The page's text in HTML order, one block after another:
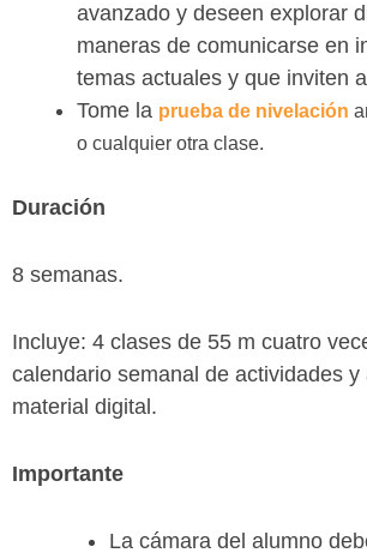
avanzado y deseen explorar
maneras de comunicarse en
temas actuales y que inviten
Tome la prueba de nivelación
o cualquier otra clase.
Duración
8 semanas.
Incluye: 4 clases de 55 m cuatro
calendario semanal de actividades y
material digital.
Importante
La cámara del alumno